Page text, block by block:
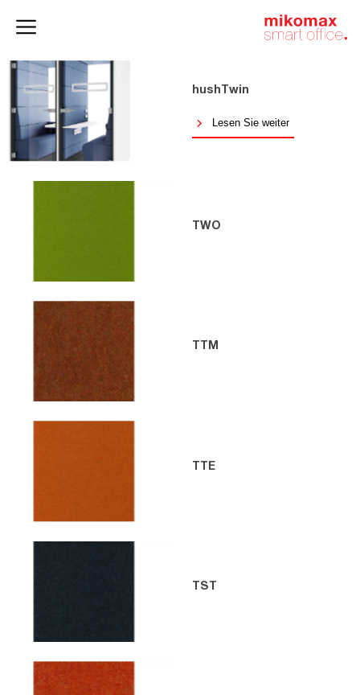
hushTwin
Lesen Sie weiter
TWO
TTM
TTE
TST